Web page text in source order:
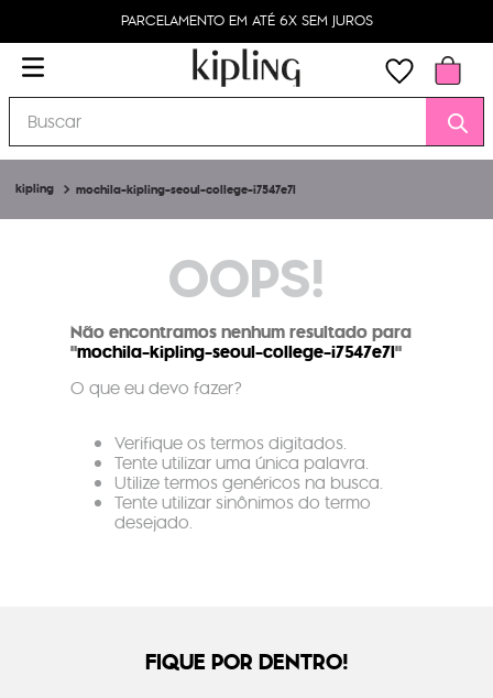
PARCELAMENTO EM ATÉ 6X SEM JUROS
Buscar
mochila-kipling-seoul-college-i7547e7l
OOPS!
Não encontramos nenhum resultado para
"mochila-kipling-seoul-college-i7547e7l"
O que eu devo fazer?
Verifique os termos digitados.
Tente utilizar uma única palavra.
Utilize termos genéricos na busca.
Tente utilizar sinônimos do termo
desejado.
FIQUE POR DENTRO!